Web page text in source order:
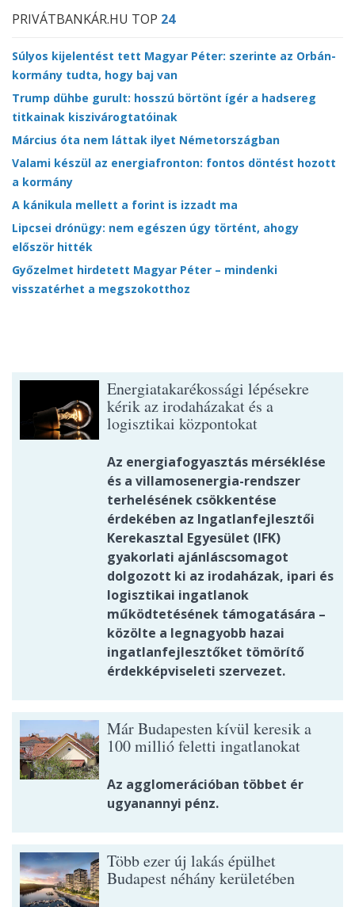
PRIVÁTBANKÁR.HU TOP 24
Súlyos kijelentést tett Magyar Péter: szerinte az Orbán-
kormány tudta, hogy baj van
Trump dühbe gurult: hosszú börtönt ígér a hadsereg
titkainak kiszivárogtatóinak
Március óta nem láttak ilyet Németországban
Valami készül az energiafronton: fontos döntést hozott
a kormány
A kánikula mellett a forint is izzadt ma
Lipcsei drónügy: nem egészen úgy történt, ahogy
először hitték
Győzelmet hirdetett Magyar Péter – mindenki
visszatérhet a megszokotthoz
Energiatakarékossági lépésekre
kérik az irodaházakat és a
logisztikai központokat
Az energiafogyasztás mérséklése
és a villamosenergia-rendszer
terhelésének csökkentése
érdekében az Ingatlanfejlesztői
Kerekasztal Egyesület (IFK)
gyakorlati ajánláscsomagot
dolgozott ki az irodaházak, ipari és
logisztikai ingatlanok
működtetésének támogatására –
közölte a legnagyobb hazai
ingatlanfejlesztőket tömörítő
érdekképviseleti szervezet.
Már Budapesten kívül keresik a
100 millió feletti ingatlanokat
Az agglomerációban többet ér
ugyanannyi pénz.
Több ezer új lakás épülhet
Budapest néhány kerületében